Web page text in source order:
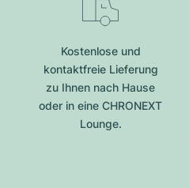
Kostenlose und
kontaktfreie Lieferung
zu Ihnen nach Hause
oder in eine CHRONEXT
Lounge.